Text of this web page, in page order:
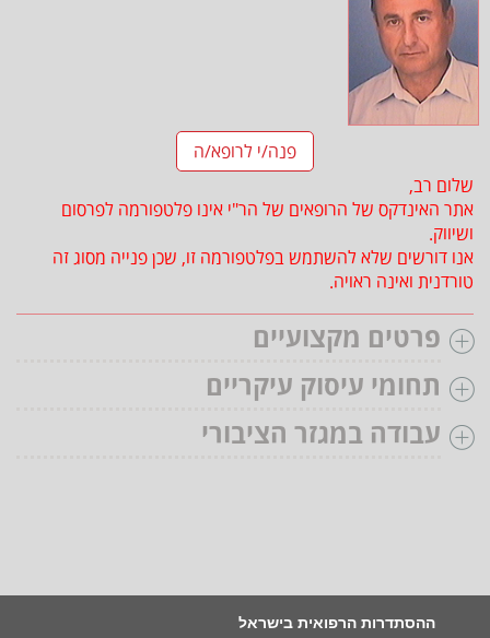
פנה/י לרופא/ה
שלום רב,
אתר האינדקס של הרופאים של הר"י אינו פלטפורמה לפרסום
ושיווק.
אנו דורשים שלא להשתמש בפלטפורמה זו, שכן פנייה מסוג זה
טורדנית ואינה ראויה.
פרטים מקצועיים
תחומי עיסוק עיקריים
עבודה במגזר הציבורי
ההסתדרות הרפואית בישראל